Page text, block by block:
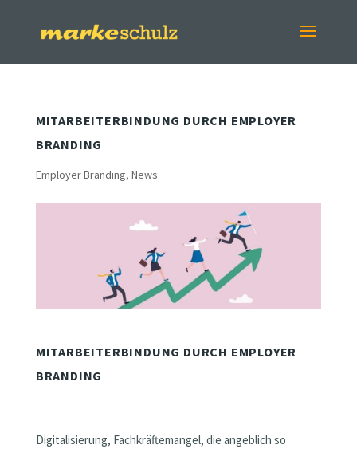
MITARBEITERBINDUNG DURCH EMPLOYER
BRANDING
Employer Branding, News
MITARBEITERBINDUNG DURCH EMPLOYER
BRANDING
Digitalisierung, Fachkräftemangel, die angeblich so